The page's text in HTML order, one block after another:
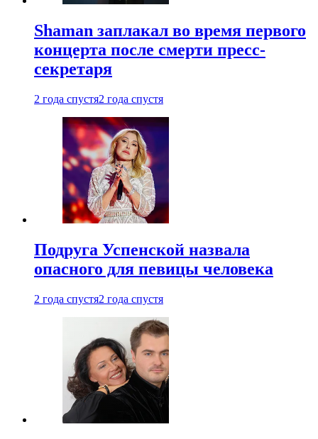
Shaman заплакал во время первого
концерта после смерти пресс-
секретаря
2 года спустя2 года спустя
Подруга Успенской назвала
опасного для певицы человека
2 года спустя2 года спустя